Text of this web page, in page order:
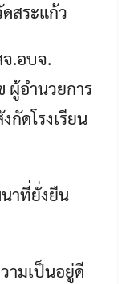
สระแก้ว
จ.อบจ.
ผู้อำนวยการ
ดโรงเรียน
าที่ยั่งยืน
ามเป็นอยู่ดี